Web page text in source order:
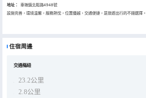
地址：
車墩鎮北鬆路4948號
設施完善，環境温馨，服務熱忱，位置優越，交通便捷，是旅遊出行的不錯選擇。
住宿周邊
交通樞紐
23.2公里
2.8公里